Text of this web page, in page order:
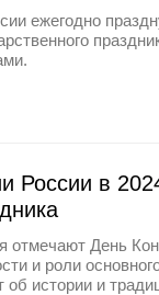
ежегодно
России в
отмечают День
и роли
истории и